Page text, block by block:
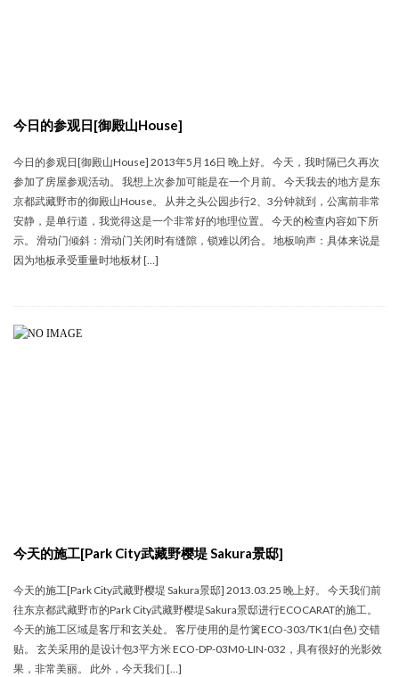
今日的参观日[御殿山House]
今日的参观日[御殿山House] 2013年5月16日 晚上好。 今天，我时隔已久再次
参加了房屋参观活动。 我想上次参加可能是在一个月前。 今天我去的地方是东
京都武藏野市的御殿山House。 从井之头公园步行2、3分钟就到，公寓前非常
安静，是单行道，我觉得这是一个非常好的地理位置。 今天的检查内容如下所
示。 滑动门倾斜：滑动门关闭时有缝隙，锁难以闭合。 地板响声：具体来说是
因为地板承受重量时地板材 […]
今天的施工[Park City武藏野樱堤 Sakura景邸]
今天的施工[Park City武藏野樱堤 Sakura景邸] 2013.03.25 晚上好。 今天我们前
往东京都武藏野市的Park City武藏野樱堤Sakura景邸进行ECOCARAT的施工。
今天的施工区域是客厅和玄关处。 客厅使用的是竹篱ECO-303/TK1(白色) 交错
贴。 玄关采用的是设计包3平方米 ECO-DP-03M0-LIN-032，具有很好的光影效
果，非常美丽。 此外，今天我们 […]